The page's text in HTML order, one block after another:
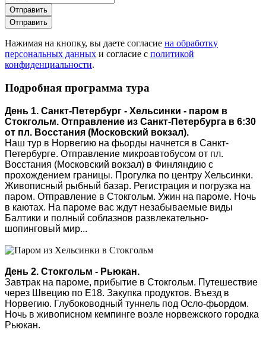
Отправить
Отправить
Нажимая на кнопку, вы даете согласие на обработку
персональных данных и согласие с политикой
конфиденциальности.
Подробная программа тура
День 1. Санкт-Петербург - Хельсинки - паром в
Стокгольм. Отправление из Санкт-Петербурга в 6:30
от пл. Восстания (Московский вокзал).
Наш тур в Норвегию на фьорды начнется в Санкт-
Петербурге. Отправление микроавтобусом от пл.
Восстания (Московский вокзал) в Финляндию с
прохождением границы. Прогулка по центру Хельсинки.
Живописный рыбный базар. Регистрация и погрузка на
паром. Отправление в Стокгольм. Ужин на пароме. Ночь
в каютах. На пароме вас ждут незабываемые виды
Балтики и полный соблазнов развлекательно-
шопинговый мир...
День 2. Стокгольм - Рьюкан.
Завтрак на пароме, прибытие в Стокгольм. Путешествие
через Швецию по Е18. Закупка продуктов. Въезд в
Норвегию. Глубоководный туннель под Осло-фьордом.
Ночь в живописном кемпинге возле норвежского городка
Рьюкан.